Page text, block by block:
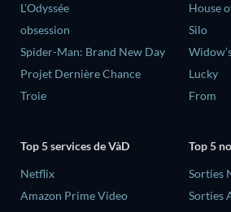
L'Odyssée
obsession
Spider-Man: Brand New Day
Projet Dernière Chance
Troie
House
Silo
Lucky
From
Top 5 services de VàD
Netflix
Amazon Prime Video
Top 5
Sorties
Sorties